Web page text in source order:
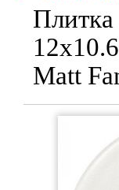
Плитка
Matt